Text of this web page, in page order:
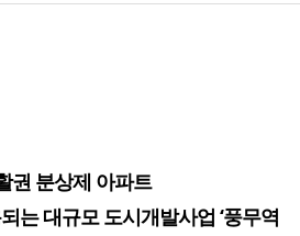
권 분상제 아파트
는 대규모 도시개발사업 ‘풍무역